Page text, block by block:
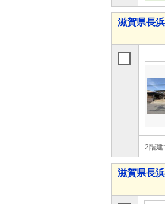
滋賀県長
2階建
滋賀県長